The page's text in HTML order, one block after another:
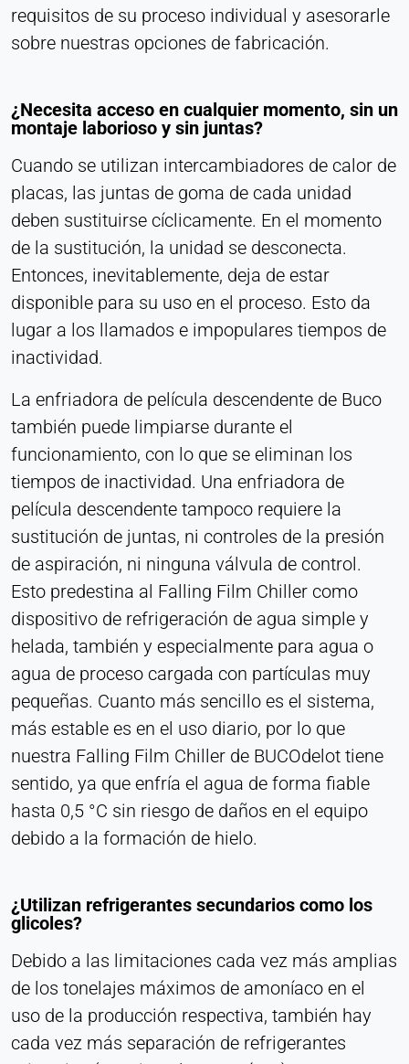
requisitos de su proceso individual y asesorarle
sobre nuestras opciones de fabricación.
¿Necesita acceso en cualquier momento, sin un
montaje laborioso y sin juntas?
Cuando se utilizan intercambiadores de calor de
placas, las juntas de goma de cada unidad
deben sustituirse cíclicamente. En el momento
de la sustitución, la unidad se desconecta.
Entonces, inevitablemente, deja de estar
disponible para su uso en el proceso. Esto da
lugar a los llamados e impopulares tiempos de
inactividad.
La enfriadora de película descendente de Buco
también puede limpiarse durante el
funcionamiento, con lo que se eliminan los
tiempos de inactividad. Una enfriadora de
película descendente tampoco requiere la
sustitución de juntas, ni controles de la presión
de aspiración, ni ninguna válvula de control.
Esto predestina al Falling Film Chiller como
dispositivo de refrigeración de agua simple y
helada, también y especialmente para agua o
agua de proceso cargada con partículas muy
pequeñas. Cuanto más sencillo es el sistema,
más estable es en el uso diario, por lo que
nuestra Falling Film Chiller de BUCOdelot tiene
sentido, ya que enfría el agua de forma fiable
hasta 0,5 °C sin riesgo de daños en el equipo
debido a la formación de hielo.
¿Utilizan refrigerantes secundarios como los
glicoles?
Debido a las limitaciones cada vez más amplias
de los tonelajes máximos de amoníaco en el
uso de la producción respectiva, también hay
cada vez más separación de refrigerantes
Provider:
Análisis del comportamiento del usuario
Sesión - 1 año
MEDIOS EXTERNOS
Habilita contenidos de terceros, como vídeos.
Cuando se activa, los datos técnicos pueden ser
transferidos al proveedor.
Vimeo
Name:
vuid, reproductor
Provider:
Vimeo, Inc.
Purpose:
Contenido de vídeo incrustado
Cookie duration:
Sesión - 2 años